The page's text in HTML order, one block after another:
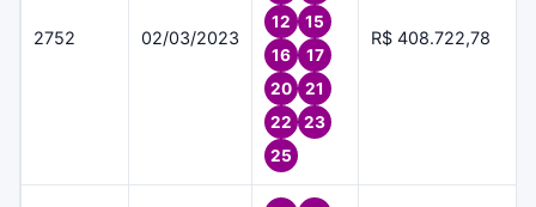
2752 02/03/2023
12
15
16
17
20
21
22
23
25
R$ 408.722,78